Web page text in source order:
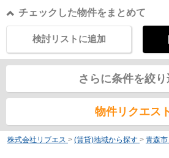
チェックした物件をまとめて
検討リストに追加
さらに条件を絞
物件リクエス
株式会社リブエス > (賃貸)地域から探す > 青森市